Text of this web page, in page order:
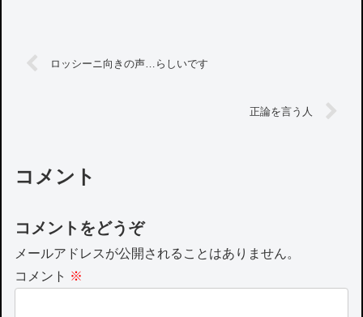
ロッシーニ向きの声…らしいです
正論を言う人
コメント
コメントをどうぞ
メールアドレスが公開されることはありません。
コメント ※